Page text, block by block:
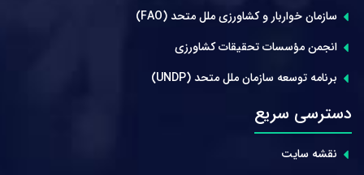
سازمان خواربار و کشاورزی ملل متحد (FAO)
انجمن مؤسسات تحقیقات کشاورزی
برنامه توسعه سازمان ملل متحد (UNDP)
دسترسی سریع
نقشه سایت